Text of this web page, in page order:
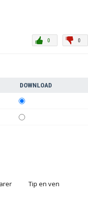
0
0
DOWNLOAD
Tip en ven